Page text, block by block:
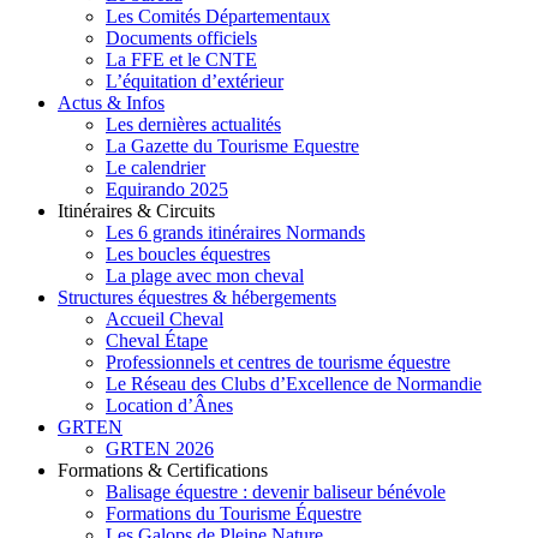
Les Comités Départementaux
Documents officiels
La FFE et le CNTE
L’équitation d’extérieur
Actus & Infos
Les dernières actualités
La Gazette du Tourisme Equestre
Le calendrier
Equirando 2025
Itinéraires & Circuits
Les 6 grands itinéraires Normands
Les boucles équestres
La plage avec mon cheval
Structures équestres & hébergements
Accueil Cheval
Cheval Étape
Professionnels et centres de tourisme équestre
Le Réseau des Clubs d’Excellence de Normandie
Location d’Ânes
GRTEN
GRTEN 2026
Formations & Certifications
Balisage équestre : devenir baliseur bénévole
Formations du Tourisme Équestre